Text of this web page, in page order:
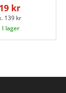
kr
139 kr